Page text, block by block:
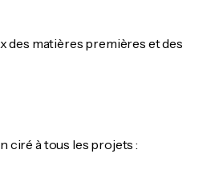
des matières premières et des
ciré à tous les projets :